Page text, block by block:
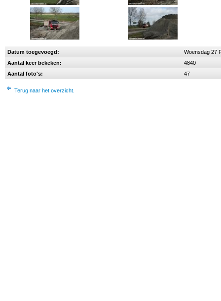
Datum toegevoegd:
Woensdag 27
Aantal keer bekeken:
4840
Aantal foto's:
47
Terug naar het overzicht.